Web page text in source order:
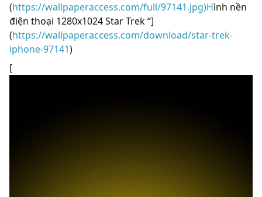
(https://wallpaperaccess.com/full/97141.jpg)Hình nền
điện thoại 1280x1024 Star Trek “]
(https://wallpaperaccess.com/download/star-trek-
iphone-97141)
[